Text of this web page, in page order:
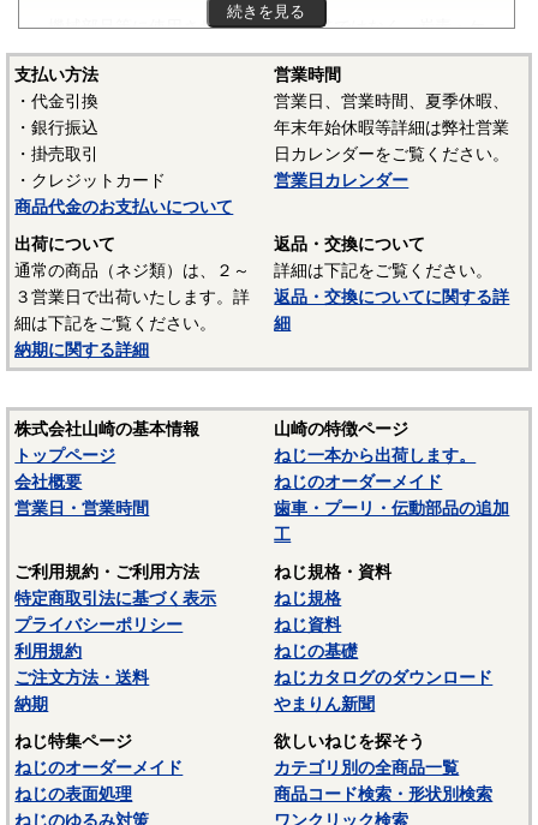
機械部品等に使用される鉄は純粋な鉄ではなく、炭素・ケ
イ素・マンガン・リン・硫黄等の元素が含まれた普通鋼や普
通鋼に特殊な元素が加えられた特殊鋼が使用されます。ボル
ト、小ねじ、タッピンねじ、ナット、リベット等では冷間圧
造用炭素鋼線（SWCH）がよく使用されます。平座金等は冷
間圧延鋼板（SPCC）等、ばね座金等は硬鋼線（SWRH）等、
スプリングピンや歯付き座金等はみがき特殊帯鋼（S60CM～
S70CM）等でメーカーや製品毎で様々な材質が使用されてい
ます。当サイトでは特定の材質表記がない場合は、これらの
鉄鋼材料を一般名称の「鉄」と表記しています。
－－－－－－－－－－－－－－－
☆ねじに使用される材料については下記ページにも掲載して
います。ご参照ください。
〇鉄鋼材料
ステンレス材料
続きを見る
支払い方法
・代金引換
・銀行振込
・掛売取引
・クレジットカード
商品代金のお支払いについて
営業時間
営業日、営業時間、夏季休暇、
年末年始休暇等詳細は弊社営業
日カレンダーをご覧ください。
営業日カレンダー
出荷について
通常の商品（ネジ類）は、２～
３営業日で出荷いたします。詳
細は下記をご覧ください。
納期に関する詳細
返品・交換について
詳細は下記をご覧ください。
返品・交換についてに関する詳
細
株式会社山崎の基本情報
トップページ
会社概要
営業日・営業時間
山崎の特徴ページ
ねじ一本から出荷します。
ねじのオーダーメイド
歯車・プーリ・伝動部品の追加
工
ご利用規約・ご利用方法
特定商取引法に基づく表示
プライバシーポリシー
利用規約
ご注文方法・送料
納期
ねじ規格・資料
ねじ規格
ねじ資料
ねじの基礎
ねじカタログのダウンロード
やまりん新聞
ねじ特集ページ
ねじのオーダーメイド
ねじの表面処理
ねじのゆるみ対策
欲しいねじを探そう
カテゴリ別の全商品一覧
商品コード検索・形状別検索
ワンクリック検索